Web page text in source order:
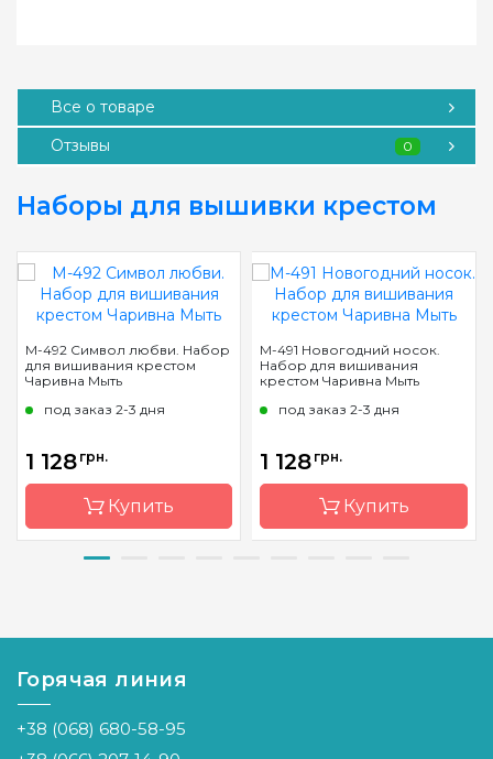
Все о товаре
Отзывы
0
Наборы для вышивки крестом
М-492 Символ любви. Набор
для вишивания крестом
Чаривна Мыть
под заказ 2-3 дня
1 128 грн.
Купить
производитель
Размер
Канва
Aida 14
М-491 Новогодний носок.
Набор для вишивания
крестом Чаривна Мыть
под заказ 2-3 дня
1 128 грн.
Купить
Горячая линия
+38 (068) 680-58-95